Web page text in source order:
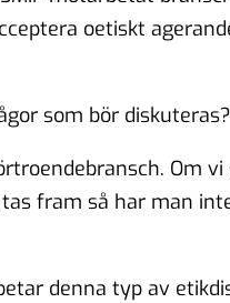
oetiskt
som bör
Om
fram så har man
denna typ av